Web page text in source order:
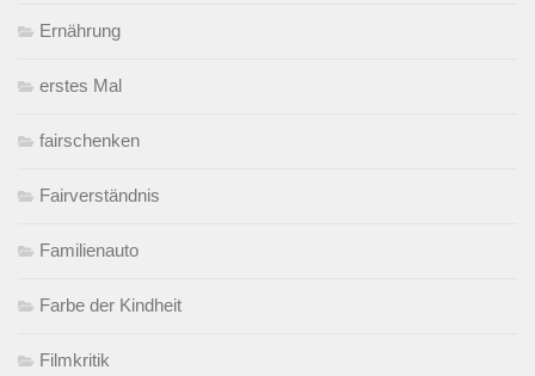
Ernährung
erstes Mal
fairschenken
Fairverständnis
Familienauto
Farbe der Kindheit
Filmkritik